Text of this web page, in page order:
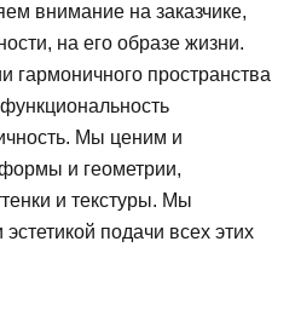
внимание на заказчике,
на его образе жизни.
гармоничного пространства
Мы ценим и
и геометрии,
и текстуры. Мы
подачи всех этих